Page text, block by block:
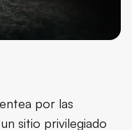
por las
sitio privilegiado